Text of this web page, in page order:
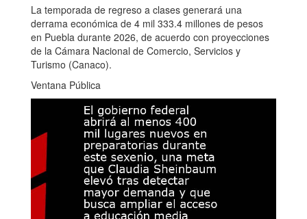
La temporada de regreso a clases generará una
derrama económica de 4 mil 333.4 millones de pesos
en Puebla durante 2026, de acuerdo con proyecciones
de la Cámara Nacional de Comercio, Servicios y
Turismo (Canaco).
Ventana Pública